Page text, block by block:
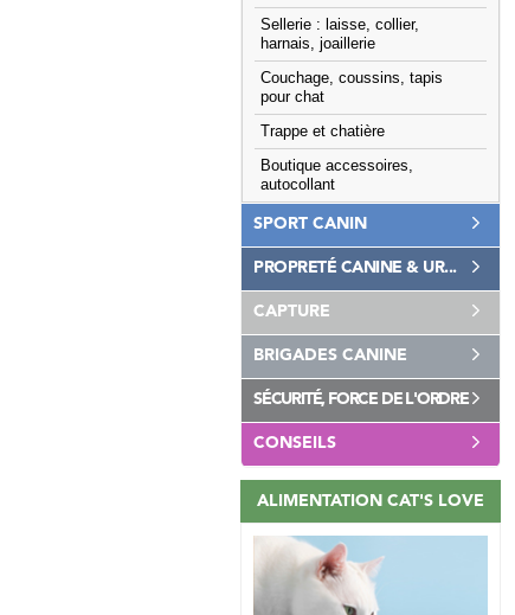
Sellerie : laisse, collier,
harnais, joaillerie
Couchage, coussins, tapis
pour chat
Trappe et chatière
Boutique accessoires,
autocollant
SPORT CANIN
PROPRETÉ CANINE & UR...
CAPTURE
BRIGADES CANINE
SÉCURITÉ, FORCE DE L'ORDRE
CONSEILS
ALIMENTATION CAT'S LOVE